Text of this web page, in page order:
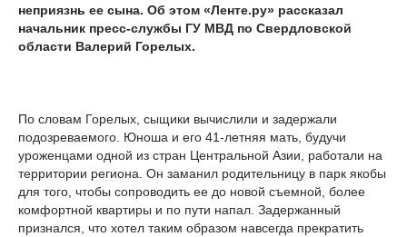
неприязнь ее сына. Об этом «Ленте.ру» рассказал
начальник пресс-службы ГУ МВД по Свердловской
области Валерий Горелых.
По словам Горелых, сыщики вычислили и задержали
подозреваемого. Юноша и его 41-летняя мать, будучи
уроженцами одной из стран Центральной Азии, работали на
территории региона. Он заманил родительницу в парк якобы
для того, чтобы сопроводить ее до новой съемной, более
комфортной квартиры и по пути напал. Задержанный
признался, что хотел таким образом навсегда прекратить